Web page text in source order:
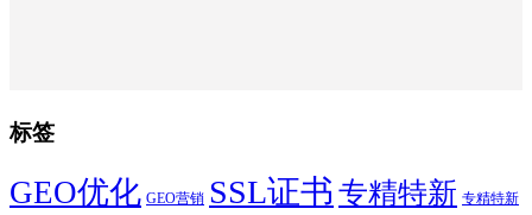
标签
GEO优化 GEO营销 SSL证书 专精特新 专精特新